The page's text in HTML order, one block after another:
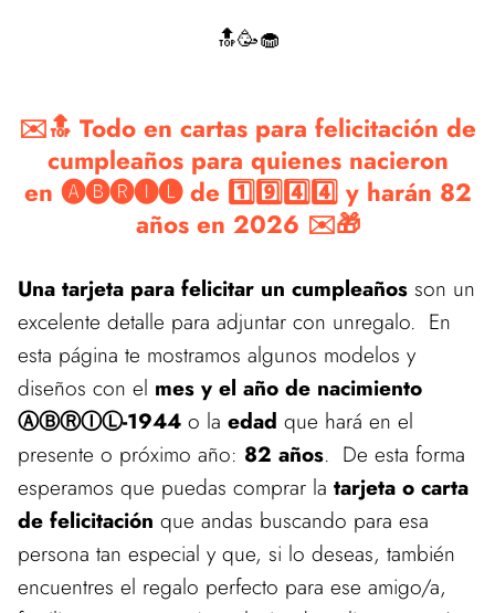
🔝🥳🧁
✉️🔝 Todo en cartas para felicitación de
cumpleaños para quienes nacieron
en 🅐🅑🅡🅘🅛 de 1️⃣9️⃣4️⃣4️⃣ y harán 82
años en 2026 ✉️🎁
Una tarjeta para felicitar un cumpleaños son un
excelente detalle para adjuntar con unregalo. En
esta página te mostramos algunos modelos y
diseños con el mes y el año de nacimiento
ⒶⒷⓇⒾⓁ-1944 o la edad que hará en el
presente o próximo año: 82 años. De esta forma
esperamos que puedas comprar la tarjeta o carta
de felicitación que andas buscando para esa
persona tan especial y que, si lo deseas, también
encuentres el regalo perfecto para ese amigo/a,